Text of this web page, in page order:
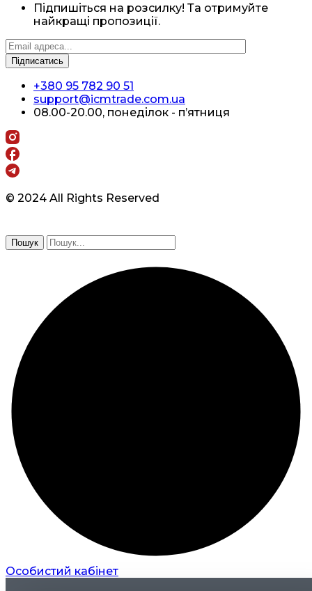
Підпишіться на розсилку! Та отримуйте
найкращі пропозиції.
+380 95 782 90 51
support@icmtrade.com.ua
08.00-20.00, понеділок - п’ятниця
© 2024 All Rights Reserved
Пошук
Особистий кабінет